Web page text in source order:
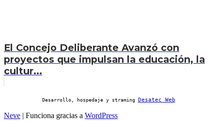
El Concejo Deliberante Avanzó con
proyectos que impulsan la educación, la
cultur...
Desarrollo, hospedaje y straming Desatec Web
Neve | Funciona gracias a WordPress